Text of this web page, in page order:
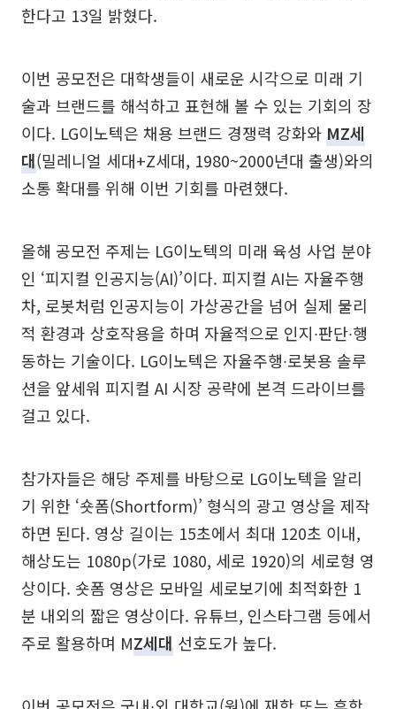
한다고 13일 밝혔다.
이번 공모전은 대학생들이 새로운 시각으로 미래 기
술과 브랜드를 해석하고 표현해 볼 수 있는 기회의 장
이다. LG이노텍은 채용 브랜드 경쟁력 강화와MZ세
대(밀레니얼 세대+Z세대, 1980~2000년대 출생)와의
소통 확대를 위해 이번 기회를 마련했다.
올해 공모전 주제는 LG이노텍의 미래 육성 사업 분야
인 ‘피지컬 인공지능(AI)’이다. 피지컬 AI는 자율주행
차, 로봇처럼 인공지능이 가상공간을 넘어 실제 물리
적 환경과 상호작용을 하며 자율적으로 인지∙판단∙행
동하는 기술이다. LG이노텍은 자율주행∙로봇용 솔루
션을 앞세워 피지컬 AI 시장 공략에 본격 드라이브를
걸고 있다.
참가자들은 해당 주제를 바탕으로 LG이노텍을 알리
기 위한 ‘숏폼(Shortform)’ 형식의 광고 영상을 제작
하면 된다. 영상 길이는 15초에서 최대 120초 이내,
해상도는 1080p(가로 1080, 세로 1920)의 세로형 영
상이다. 숏폼 영상은 모바일 세로보기에 최적화한 1
분 내외의 짧은 영상이다. 유튜브, 인스타그램 등에서
주로 활용하며 MZ세대 선호도가 높다.